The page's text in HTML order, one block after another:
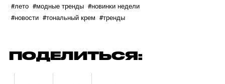
#лето #модные тренды #новинки недели
#новости #тональный крем #тренды
ПОДЕЛИТЬСЯ: